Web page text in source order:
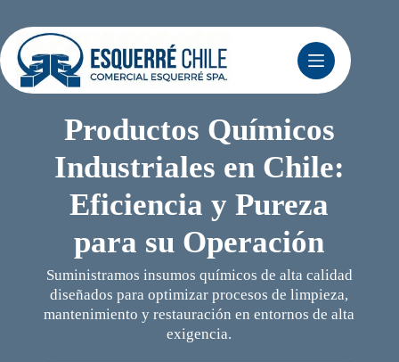
contenido
Productos Químicos
Industriales en Chile:
Eficiencia y Pureza
para su Operación
Suministramos insumos químicos de alta calidad
diseñados para optimizar procesos de limpieza,
mantenimiento y restauración en entornos de alta
exigencia.